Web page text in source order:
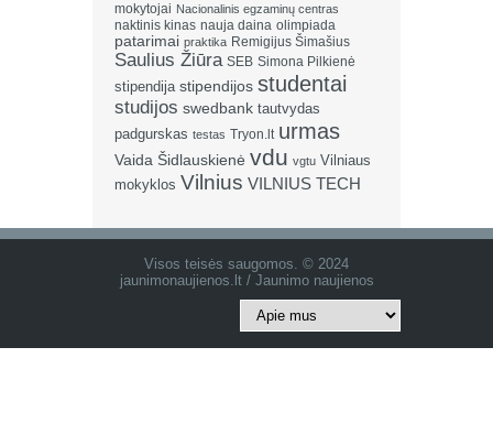
mokytojai Nacionalinis egzaminų centras
naktinis kinas nauja daina olimpiada
patarimai praktika Remigijus Šimašius
Saulius Žiūra SEB Simona Pilkienė
stipendija stipendijos studentai
studijos swedbank tautvydas
padgurskas testas Tryon.lt urmas
Vaida Šidlauskienė vdu vgtu Vilniaus
mokyklos Vilnius VILNIUS TECH
Visos teisės saugomos. © 2024
jaunimonaujienos.lt / Jaunimo naujienos